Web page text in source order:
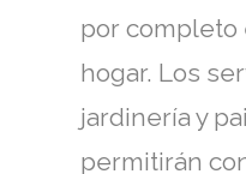
por completo
hogar. Los
jardinería y
permitirán